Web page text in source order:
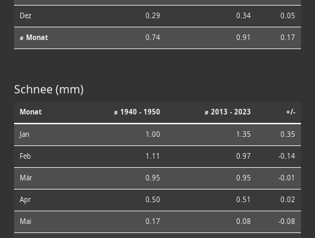
Dez 0.29 0.34 0.05
⌀ Monat 0.74 0.91 0.17
Schnee (mm)
Monat ⌀ 1940 - 1950 ⌀ 2013 - 2023 +/-
Jan 1.00 1.35 0.35
Feb 1.11 0.97 -0.14
Mär 0.95 0.95 -0.01
Apr 0.50 0.51 0.02
Mai 0.17 0.08 -0.08